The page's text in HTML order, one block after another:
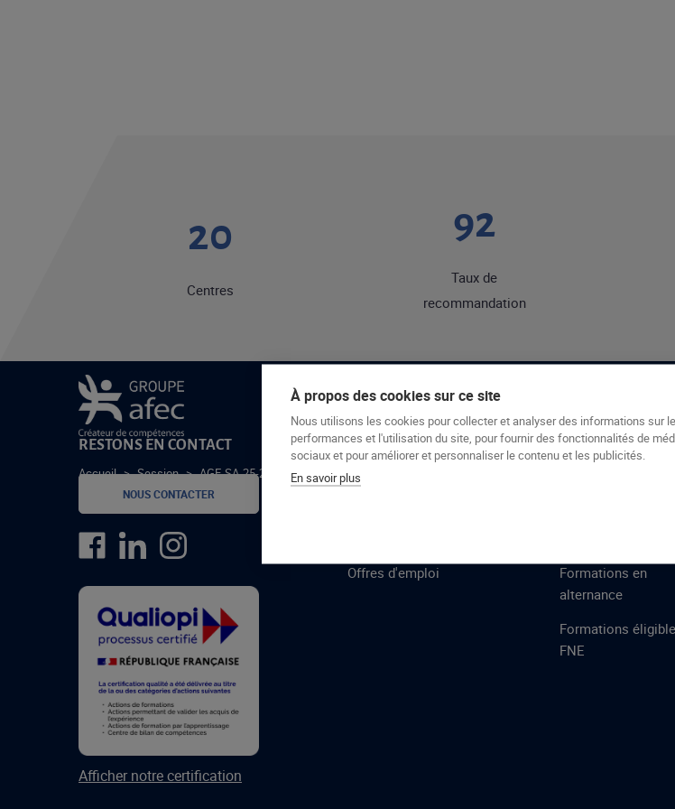
Le groupe Afec Formations
Accueil > Session > AGE-SA-25-2-C
20
Centres
92
Taux de
recommandation
RESTONS EN CONTACT
NOUS CONTACTER
Afficher notre certification
GROUPE AFEC
Formations
Offres d'emploi
PRESTATIONS
Formations en
alternance
Formations
FNE
À propos des cookies sur ce site
Nous utilisons les cookies pour collecter et analyser des informations sur
performances et l'utilisation du site, pour fournir des fonctionnalités de
sociaux et pour améliorer et personnaliser le contenu et les publicités.
En savoir plus